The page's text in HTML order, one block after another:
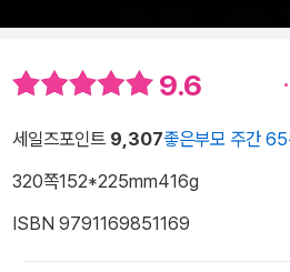
9.6
세일즈포인트 9,307좋은부모 주간 65
320쪽152*225mm416g
ISBN 9791169851169